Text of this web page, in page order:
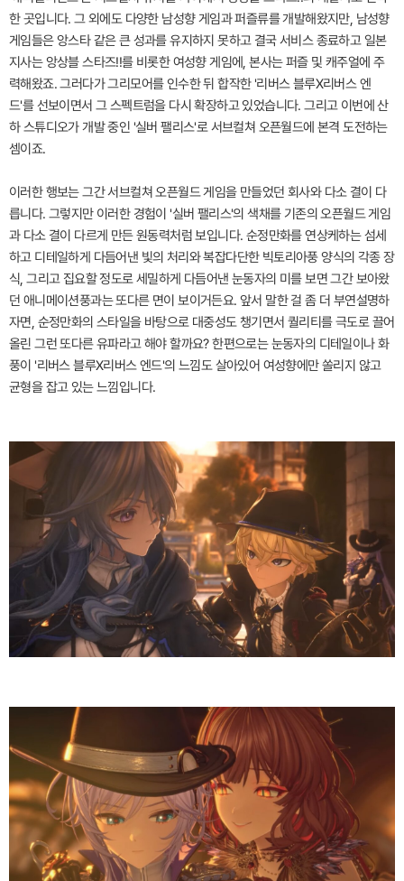
한 곳입니다. 그 외에도 다양한 남성향 게임과 퍼즐류를 개발해왔지만, 남성향
게임들은 앙스타 같은 큰 성과를 유지하지 못하고 결국 서비스 종료하고 일본
지사는 앙상블 스타즈!!를 비롯한 여성향 게임에, 본사는 퍼즐 및 캐주얼에 주
력해왔죠. 그러다가 그리모어를 인수한 뒤 합작한 '리버스 블루X리버스 엔
드'를 선보이면서 그 스펙트럼을 다시 확장하고 있었습니다. 그리고 이번에 산
하 스튜디오가 개발 중인 '실버 팰리스'로 서브컬쳐 오픈월드에 본격 도전하는
셈이죠.
이러한 행보는 그간 서브컬쳐 오픈월드 게임을 만들었던 회사와 다소 결이 다
릅니다. 그렇지만 이러한 경험이 '실버 팰리스'의 색채를 기존의 오픈월드 게임
과 다소 결이 다르게 만든 원동력처럼 보입니다. 순정만화를 연상케하는 섬세
하고 디테일하게 다듬어낸 빛의 처리와 복잡다단한 빅토리아풍 양식의 각종 장
식, 그리고 집요할 정도로 세밀하게 다듬어낸 눈동자의 미를 보면 그간 보아왔
던 애니메이션풍과는 또다른 면이 보이거든요. 앞서 말한 걸 좀 더 부연설명하
자면, 순정만화의 스타일을 바탕으로 대중성도 챙기면서 퀄리티를 극도로 끌어
올린 그런 또다른 유파라고 해야 할까요? 한편으로는 눈동자의 디테일이나 화
풍이 '리버스 블루X리버스 엔드'의 느낌도 살아있어 여성향에만 쏠리지 않고
균형을 잡고 있는 느낌입니다.